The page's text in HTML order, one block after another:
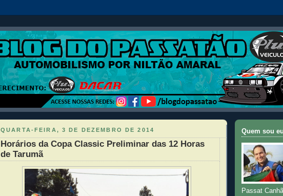
QUARTA-FEIRA, 3 DE DEZEMBRO DE 2014
Horários da Copa Classic Preliminar das 12 Horas
de Tarumã
Quem sou
Passat